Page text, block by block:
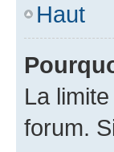
Haut
La
forum.